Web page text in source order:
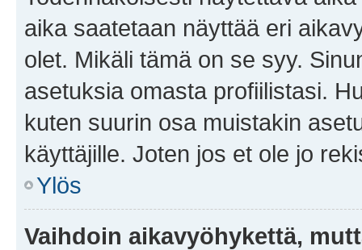
aika saatetaan näyttää eri
olet. Mikäli tämä on se syy.
asetuksia omasta profiilistasi.
kuten suurin osa muistakin
käyttäjille. Joten jos et ole jo
Ylös
Vaihdoin aikavyöhykettä,